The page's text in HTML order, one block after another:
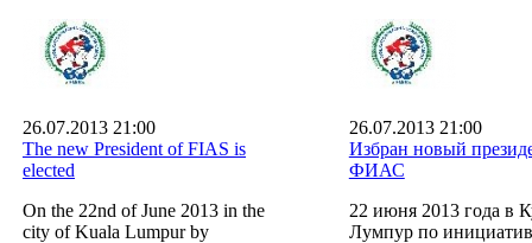
26.07.2013 21:00
The new President of FIAS is
elected
On the 22nd of June 2013 in the
city of Kuala Lumpur by
26.07.2013 21:00
Избран новый
ФИАС
22 июня 2013 года в
Лумпур по